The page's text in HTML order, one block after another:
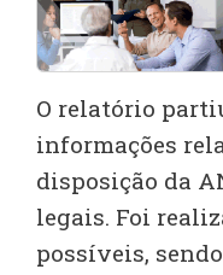
O relatório
informações
disposição da
legais. Foi
possíveis,